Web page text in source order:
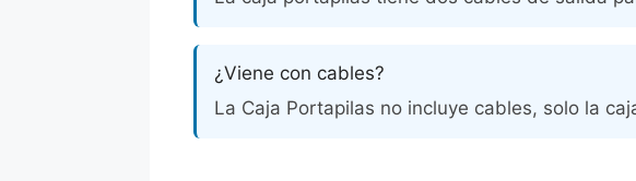
¿Viene con cables?
La Caja Portapilas no incluye cables, solo la